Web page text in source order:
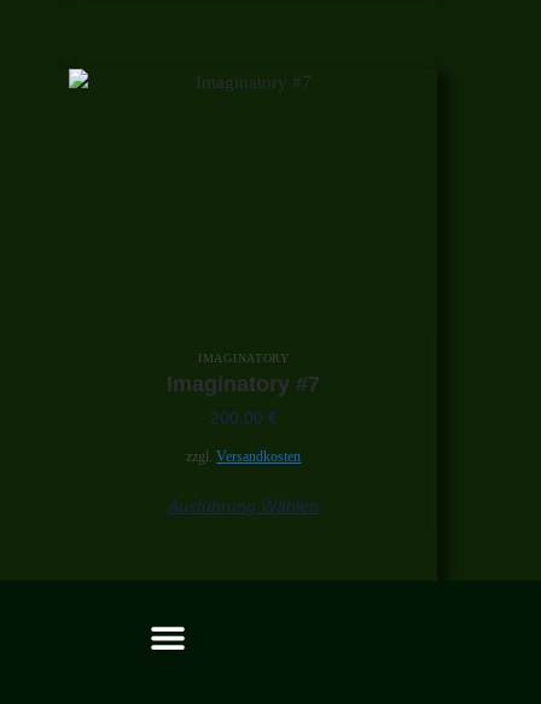
IMAGINATORY
Imaginatory #7
200,00 €
zzgl.Versandkosten
Ausführung Wählen